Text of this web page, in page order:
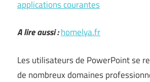
applications courantes
A lire aussi :homelya.fr
Les utilisateurs de PowerPoint se
de nombreux domaines